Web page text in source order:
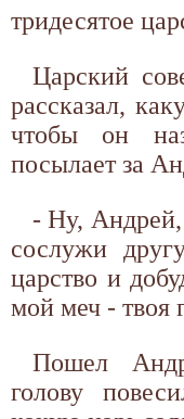
тридесятое
Царский
рассказал,
чтобы он
посылает за
- Ну,
сослужи
царство и
мой меч - твоя
Пошел
голову